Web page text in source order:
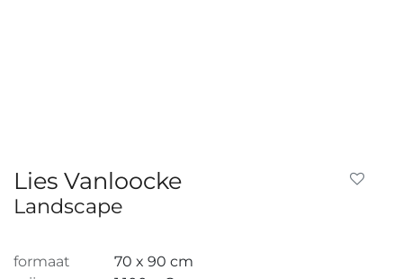
Lies Vanloocke
Landscape
formaat
70 x 90 cm